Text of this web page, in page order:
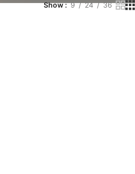
Show 9 24 36